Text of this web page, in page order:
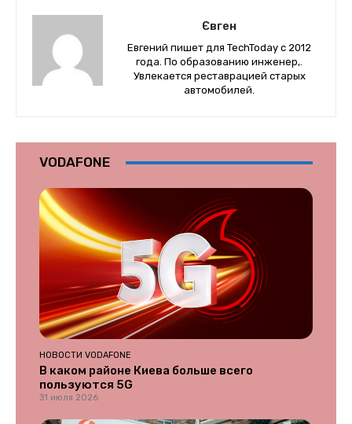
Євген
Евгений пишет для TechToday с 2012
года. По образованию инженер,.
Увлекается реставрацией старых
автомобилей.
VODAFONE
НОВОСТИ VODAFONE
В каком районе Киева больше всего
пользуются 5G
31 июля 2026